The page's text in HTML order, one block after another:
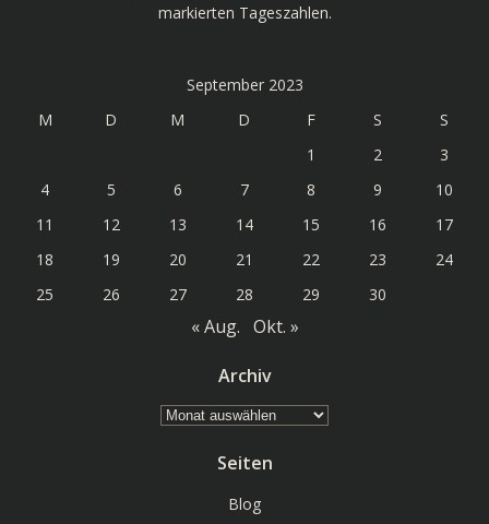
markierten Tageszahlen.
September 2023
M
D M D F S
S
1
2
3
4
5 6 7 8 9
10
11
12 13 14 15 16
17
18
19 20 21 22 23
24
25
26 27 28 29 30
« Aug. Okt. »
Archiv
Archiv
Seiten
Blog